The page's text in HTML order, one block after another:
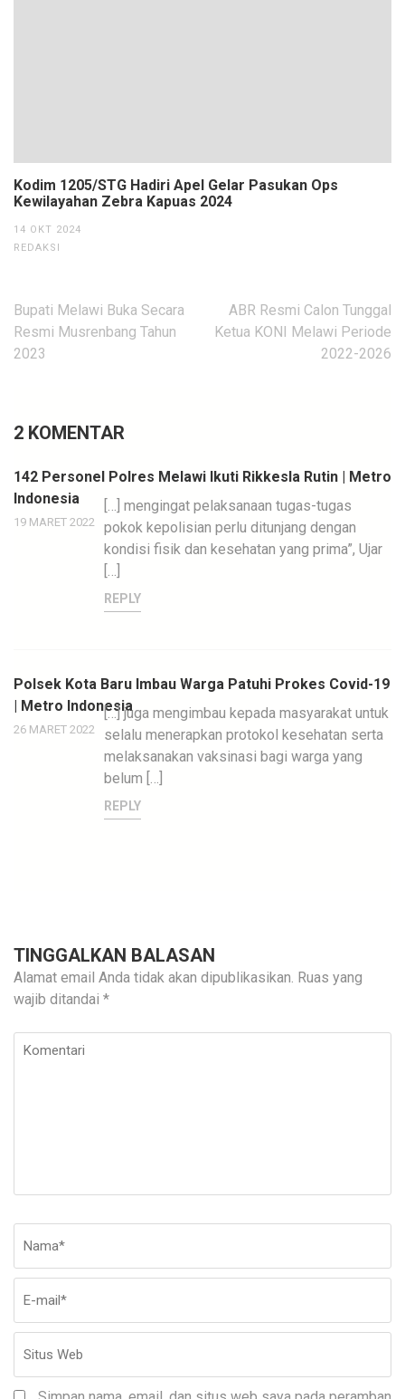
Kodim 1205/STG Hadiri Apel Gelar Pasukan Ops
Kewilayahan Zebra Kapuas 2024
14 OKT 2024
REDAKSI
Navigasi
pos
Bupati Melawi Buka Secara
Resmi Musrenbang Tahun
2023
ABR Resmi Calon Tunggal
Ketua KONI Melawi Periode
2022-2026
2 KOMENTAR
142 Personel Polres Melawi Ikuti Rikkesla Rutin | Metro
Indonesia
19 MARET 2022
[…] mengingat pelaksanaan tugas-tugas
pokok kepolisian perlu ditunjang dengan
kondisi fisik dan kesehatan yang prima”, Ujar
[…]
REPLY
Polsek Kota Baru Imbau Warga Patuhi Prokes Covid-19
| Metro Indonesia
26 MARET 2022
[…] juga mengimbau kepada masyarakat untuk
selalu menerapkan protokol kesehatan serta
melaksanakan vaksinasi bagi warga yang
belum […]
REPLY
TINGGALKAN BALASAN
Alamat email Anda tidak akan dipublikasikan. Ruas yang
wajib ditandai *
Komentari